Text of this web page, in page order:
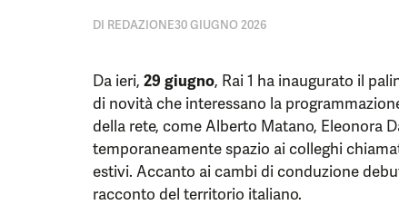
DI REDAZIONE30 GIUGNO 2026
Da ieri, 29 giugno, Rai 1 ha inaugurato il
di novità che interessano la
della rete, come Alberto Matano, Eleonora
temporaneamente spazio ai colleghi
estivi. Accanto ai cambi di conduzione
racconto del territorio italiano.